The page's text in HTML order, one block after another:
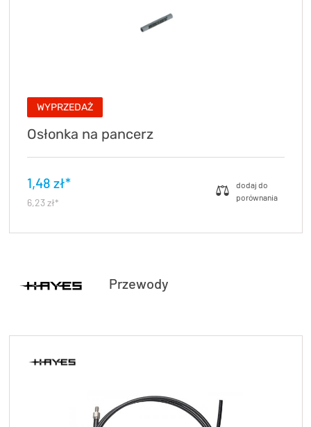
89,00 zł*
WYPRZEDAŻ
Osłonka na pancerz
1,48 zł*
6,23 zł*
Przewody